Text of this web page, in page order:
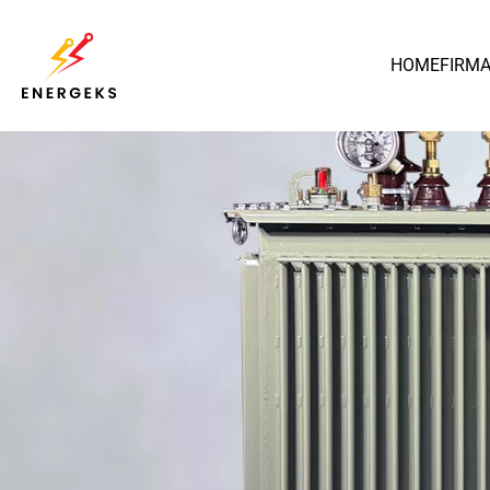
HOMEFIRMA
Transformator Olejowy